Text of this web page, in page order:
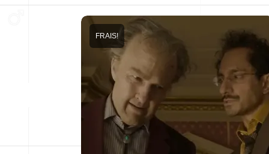
FRAIS!